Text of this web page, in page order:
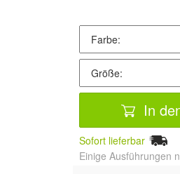
In
Sofort lieferbar
Einige Ausführungen